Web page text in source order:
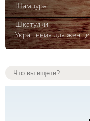
Шампура
Шкатулки
Украшения для